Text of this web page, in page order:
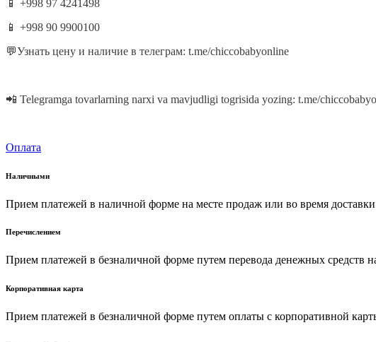
📱 +998 97 4241498
📱 +998 90 9900100
💬Узнать цену и наличие в телеграм: t.me/chiccobabyonline
📲 Telegramga tovarlarning narxi va mavjudligi togrisida yozing: t.me/
Оплата
Наличными
Прием платежей в наличной форме на месте продаж или во время доставки
Перечислением
Прием платежей в безналичной форме путем перевода денежных средств
Корпоративная карта
Прием платежей в безналичной форме путем оплаты с корпоративной